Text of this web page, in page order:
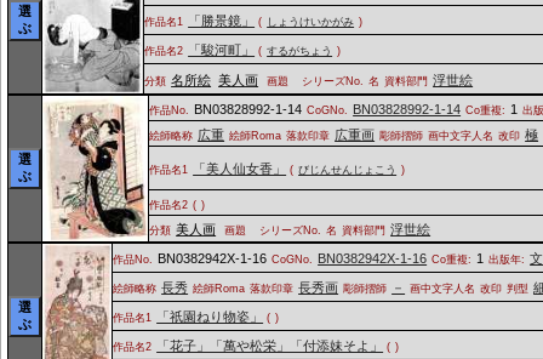
選
ぶ
作品名1 「勝景鏡」 ( しょうけいかがみ )
作品名2 「駿河町」 ( するがちょう )
分類 名所絵 美人画 画題 シリーズNo. 名 資料部門 浮世絵
選
ぶ
作品No. BN03828992-1-14 CoGNo. BN03828992-1-14 Co重複: 1 出
絵師略称 広重 絵師Roma 落款印章 広重画 彫師摺師 画中文字人名 改印 極
作品名1 「美人仙女香」 ( びじんせんじょこう )
作品名2 ( )
分類 美人画 画題 シリーズNo. 名 資料部門 浮世絵
選
ぶ
作品No. BN0382942X-1-16 CoGNo. BN0382942X-1-16 Co重複: 1 出版年:
絵師略称 長秀 絵師Roma 落款印章 長秀画 彫師摺師 － 画中文字人名 改印 判型
作品名1 「祇園ねり物姿」 ( )
作品名2 「花子」「萬や松栄」「付添妹そよ」 ( )